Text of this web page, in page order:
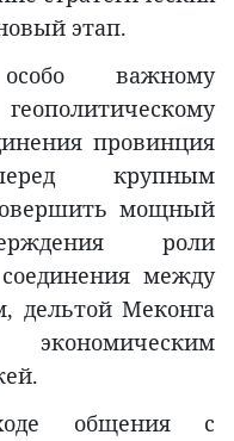
этап.
важному
провинция
крупным
мощный
роли
соединения между
дельтой Меконга
общения с